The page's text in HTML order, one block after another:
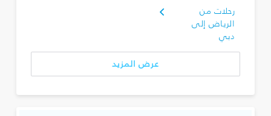
رحلات من
الرياض إلى
دبي
عرض المزيد